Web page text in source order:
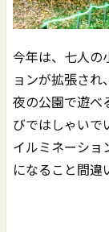
今年は、七人の
ョンが拡張され
夜の公園で遊べ
びではしゃいで
イルミネーショ
になること間違